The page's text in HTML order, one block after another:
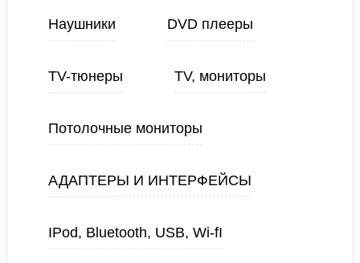
Наушники DVD плееры
TV-тюнеры TV, мониторы
Потолочные мониторы
АДАПТЕРЫ И ИНТЕРФЕЙСЫ
IPod, Bluetooth, USB, Wi-fI